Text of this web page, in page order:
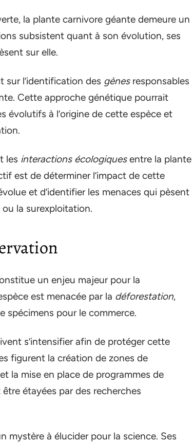
la plante carnivore géante demeure un
subsistent quant à son évolution, ses
sur elle.
sur l’identification des gènesresponsables
Cette approche génétique pourrait
évolutifs à l’origine de cette espèce et
les interactions écologiquesentre la plante
est de déterminer l’impact de cette
et d’identifier les menaces qui pèsent
la surexploitation.
un enjeu majeur pour la
est menacée par la déforestation,
spécimens pour le commerce.
s’intensifier afin de protéger cette
figurent la création de zones de
la mise en place de programmes de
étayées par des recherches
mystère à élucider pour la science. Ses